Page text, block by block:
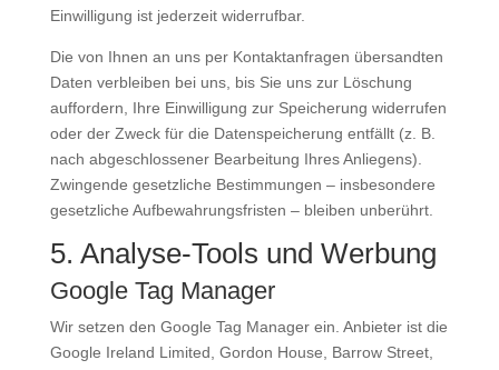
Einwilligung ist jederzeit widerrufbar.
Die von Ihnen an uns per Kontaktanfragen übersandten
Daten verbleiben bei uns, bis Sie uns zur Löschung
auffordern, Ihre Einwilligung zur Speicherung widerrufen
oder der Zweck für die Datenspeicherung entfällt (z. B.
nach abgeschlossener Bearbeitung Ihres Anliegens).
Zwingende gesetzliche Bestimmungen – insbesondere
gesetzliche Aufbewahrungsfristen – bleiben unberührt.
5. Analyse-Tools und Werbung
Google Tag Manager
Wir setzen den Google Tag Manager ein. Anbieter ist die
Google Ireland Limited, Gordon House, Barrow Street,